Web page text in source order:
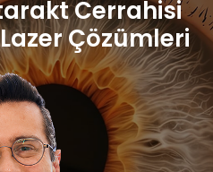
Cerrahisi
Çözümleri